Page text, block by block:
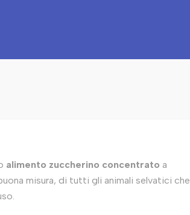
alimento zuccherino concentrato a
misura, di tutti gli animali selvatici che